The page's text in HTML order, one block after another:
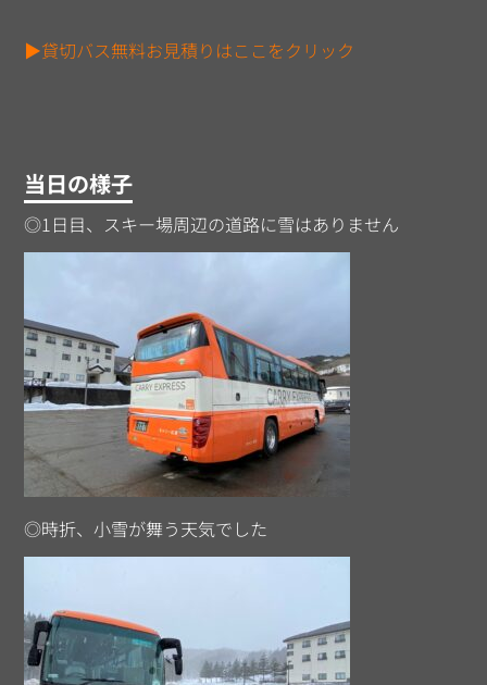
▶貸切バス無料お見積りはここをクリック
当日の様子
◎1日目、スキー場周辺の道路に雪はありません
◎時折、小雪が舞う天気でした